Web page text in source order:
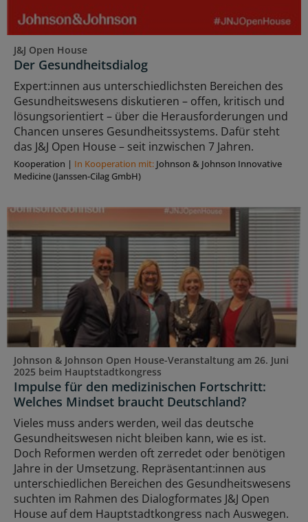
J&J Open House
Der Gesundheitsdialog
Expert:innen aus unterschiedlichsten Bereichen des
Gesundheitswesens diskutieren – offen, kritisch und
lösungsorientiert – über die Herausforderungen und
Chancen unseres Gesundheitssystems. Dafür steht
das J&J Open House – seit inzwischen 7 Jahren.
Kooperation | In Kooperation mit: Johnson & Johnson Innovative
Medicine (Janssen-Cilag GmbH)
Johnson & Johnson Open House-Veranstaltung am 26. Juni
2025 beim Hauptstadtkongress
Impulse für den medizinischen Fortschritt:
Welches Mindset braucht Deutschland?
Vieles muss anders werden, weil das deutsche
Gesundheitswesen nicht bleiben kann, wie es ist.
Doch Reformen werden oft zerredet oder benötigen
Jahre in der Umsetzung. Repräsentant:innen aus
unterschiedlichen Bereichen des Gesundheitswesens
suchten im Rahmen des Dialogformates J&J Open
House auf dem Hauptstadtkongress nach Auswegen.